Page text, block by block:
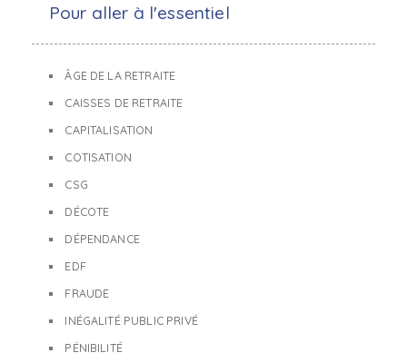
Pour aller à l'essentiel
ÂGE DE LA RETRAITE
CAISSES DE RETRAITE
CAPITALISATION
COTISATION
CSG
DÉCOTE
DÉPENDANCE
EDF
FRAUDE
INÉGALITÉ PUBLIC PRIVÉ
PÉNIBILITÉ